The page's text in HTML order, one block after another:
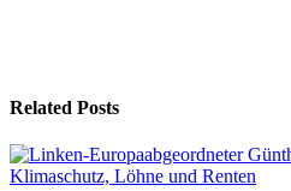
Related Posts